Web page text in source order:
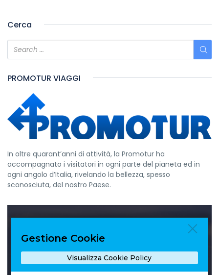
Cerca
PROMOTUR VIAGGI
In oltre quarant’anni di attività, la Promotur ha
accompagnato i visitatori in ogni parte del pianeta ed in
ogni angolo d’Italia, rivelando la bellezza, spesso
sconosciuta, del nostro Paese.